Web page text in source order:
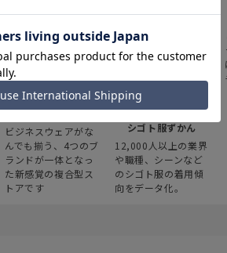
スーツスクエア
ビジネスウェアがな
んでも揃う、4つのブ
ランドが一体となっ
た新感覚の複合型ス
トアです
みんなの
シゴト服ずかん
12,000人以上の業界
や職種、シーンなど
のシゴト服の着用傾
向をデータ化。